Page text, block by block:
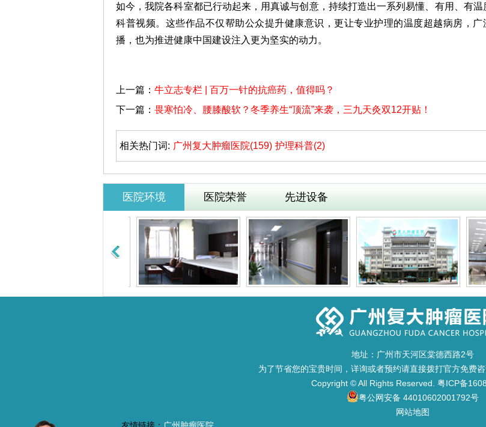
如今，我院各科室都已行动起来，用真诚与创意，持续打造出一系列易懂、有用、有温
科普视频。这些作品不仅帮助公众提升健康意识，更让专业护理的温度超越病房，广
播，也为推进健康中国建设注入更为坚实的动力。
上一篇： 牛立志专栏 | 百万一针的抗癌药，值得吗？
下一篇： 畏寒怕冷、腰膝酸软？冬季养生“顶流”来袭，三九天灸双12开贴！
相关热门词: 广州复大肿瘤医院(159) 护理科普(2)
医院环境 医院荣誉 先进设备
地址：广州市天河区棠德西路2号
为了节省您的宝贵时间，详询或者预约请直接拨打官方免费
Copyright © All Rights Reserved. 粤ICP备
粤公网安备 44010602001792号
网站地图